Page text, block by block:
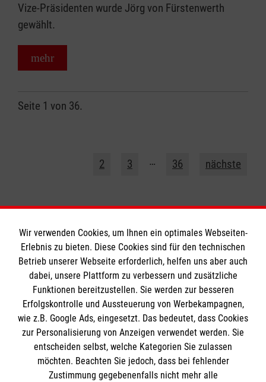
Vize-Präsidenten wurde Jörg von Fürstenwerth
gewählt.
mehr
Seite 1 von 36.
2 3 … 36 nächste
Informationen
Impressum
Datenschutz
Barrierefreiheit
Kontakt
Die Malteser
Malteser in Deutschland
Wir verwenden Cookies, um Ihnen ein optimales Webseiten-
Erlebnis zu bieten. Diese Cookies sind für den technischen
Betrieb unserer Webseite erforderlich, helfen uns aber auch
dabei, unsere Plattform zu verbessern und zusätzliche
Funktionen bereitzustellen. Sie werden zur besseren
Erfolgskontrolle und Aussteuerung von Werbekampagnen,
wie z.B. Google Ads, eingesetzt. Das bedeutet, dass Cookies
zur Personalisierung von Anzeigen verwendet werden. Sie
entscheiden selbst, welche Kategorien Sie zulassen
möchten. Beachten Sie jedoch, dass bei fehlender
Zustimmung gegebenenfalls nicht mehr alle